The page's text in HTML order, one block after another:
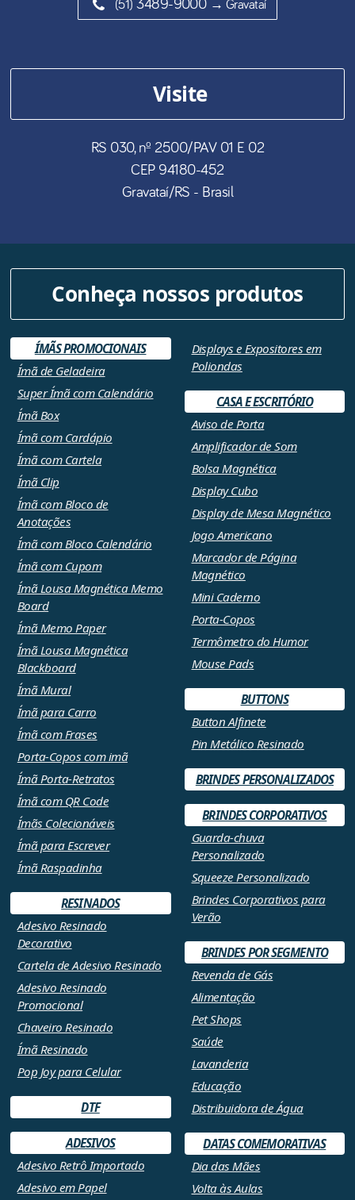
(51) 3489-9000 → Gravataí
Visite
RS 030, nº 2500/PAV 01 E 02
CEP 94180-452
Gravataí/RS - Brasil
Conheça nossos produtos
ÍMÃS PROMOCIONAIS
Ímã de Geladeira
Super Ímã com Calendário
Ímã Box
Ímã com Cardápio
Ímã com Cartela
Ímã Clip
Ímã com Bloco de
Anotações
Ímã com Bloco Calendário
Ímã com Cupom
Ímã Lousa Magnética Memo
Board
Ímã Memo Paper
Ímã Lousa Magnética
Blackboard
Ímã Mural
Ímã para Carro
Ímã com Frases
Porta-Copos com imã
Ímã Porta-Retratos
Ímã com QR Code
Ímãs Colecionáveis
Ímã para Escrever
Ímã Raspadinha
RESINADOS
Adesivo Resinado
Decorativo
Cartela de Adesivo Resinado
Adesivo Resinado
Promocional
Chaveiro Resinado
Ímã Resinado
Pop Joy para Celular
DTF
ADESIVOS
Adesivo Retrô Importado
Adesivo em Papel
Displays e Expositores em
Poliondas
CASA E ESCRITÓRIO
Aviso de Porta
Amplificador de Som
Bolsa Magnética
Display Cubo
Display de Mesa Magnético
Jogo Americano
Marcador de Página
Magnético
Mini Caderno
Porta-Copos
Termômetro do Humor
Mouse Pads
BUTTONS
Button Alfinete
Pin Metálico Resinado
BRINDES PERSONALIZADOS
BRINDES CORPORATIVOS
Guarda-chuva
Personalizado
Squeeze Personalizado
Brindes Corporativos para
Verão
BRINDES POR SEGMENTO
Revenda de Gás
Alimentação
Pet Shops
Saúde
Lavanderia
Educação
Distribuidora de Água
DATAS COMEMORATIVAS
Dia das Mães
Volta às Aulas